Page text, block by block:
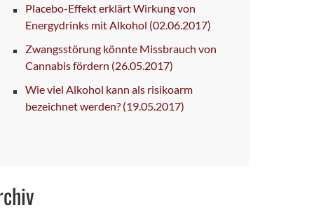
Placebo-Effekt erklärt Wirkung von
Energydrinks mit Alkohol (02.06.2017)
Zwangsstörung könnte Missbrauch von
Cannabis fördern (26.05.2017)
Wie viel Alkohol kann als risikoarm
bezeichnet werden? (19.05.2017)